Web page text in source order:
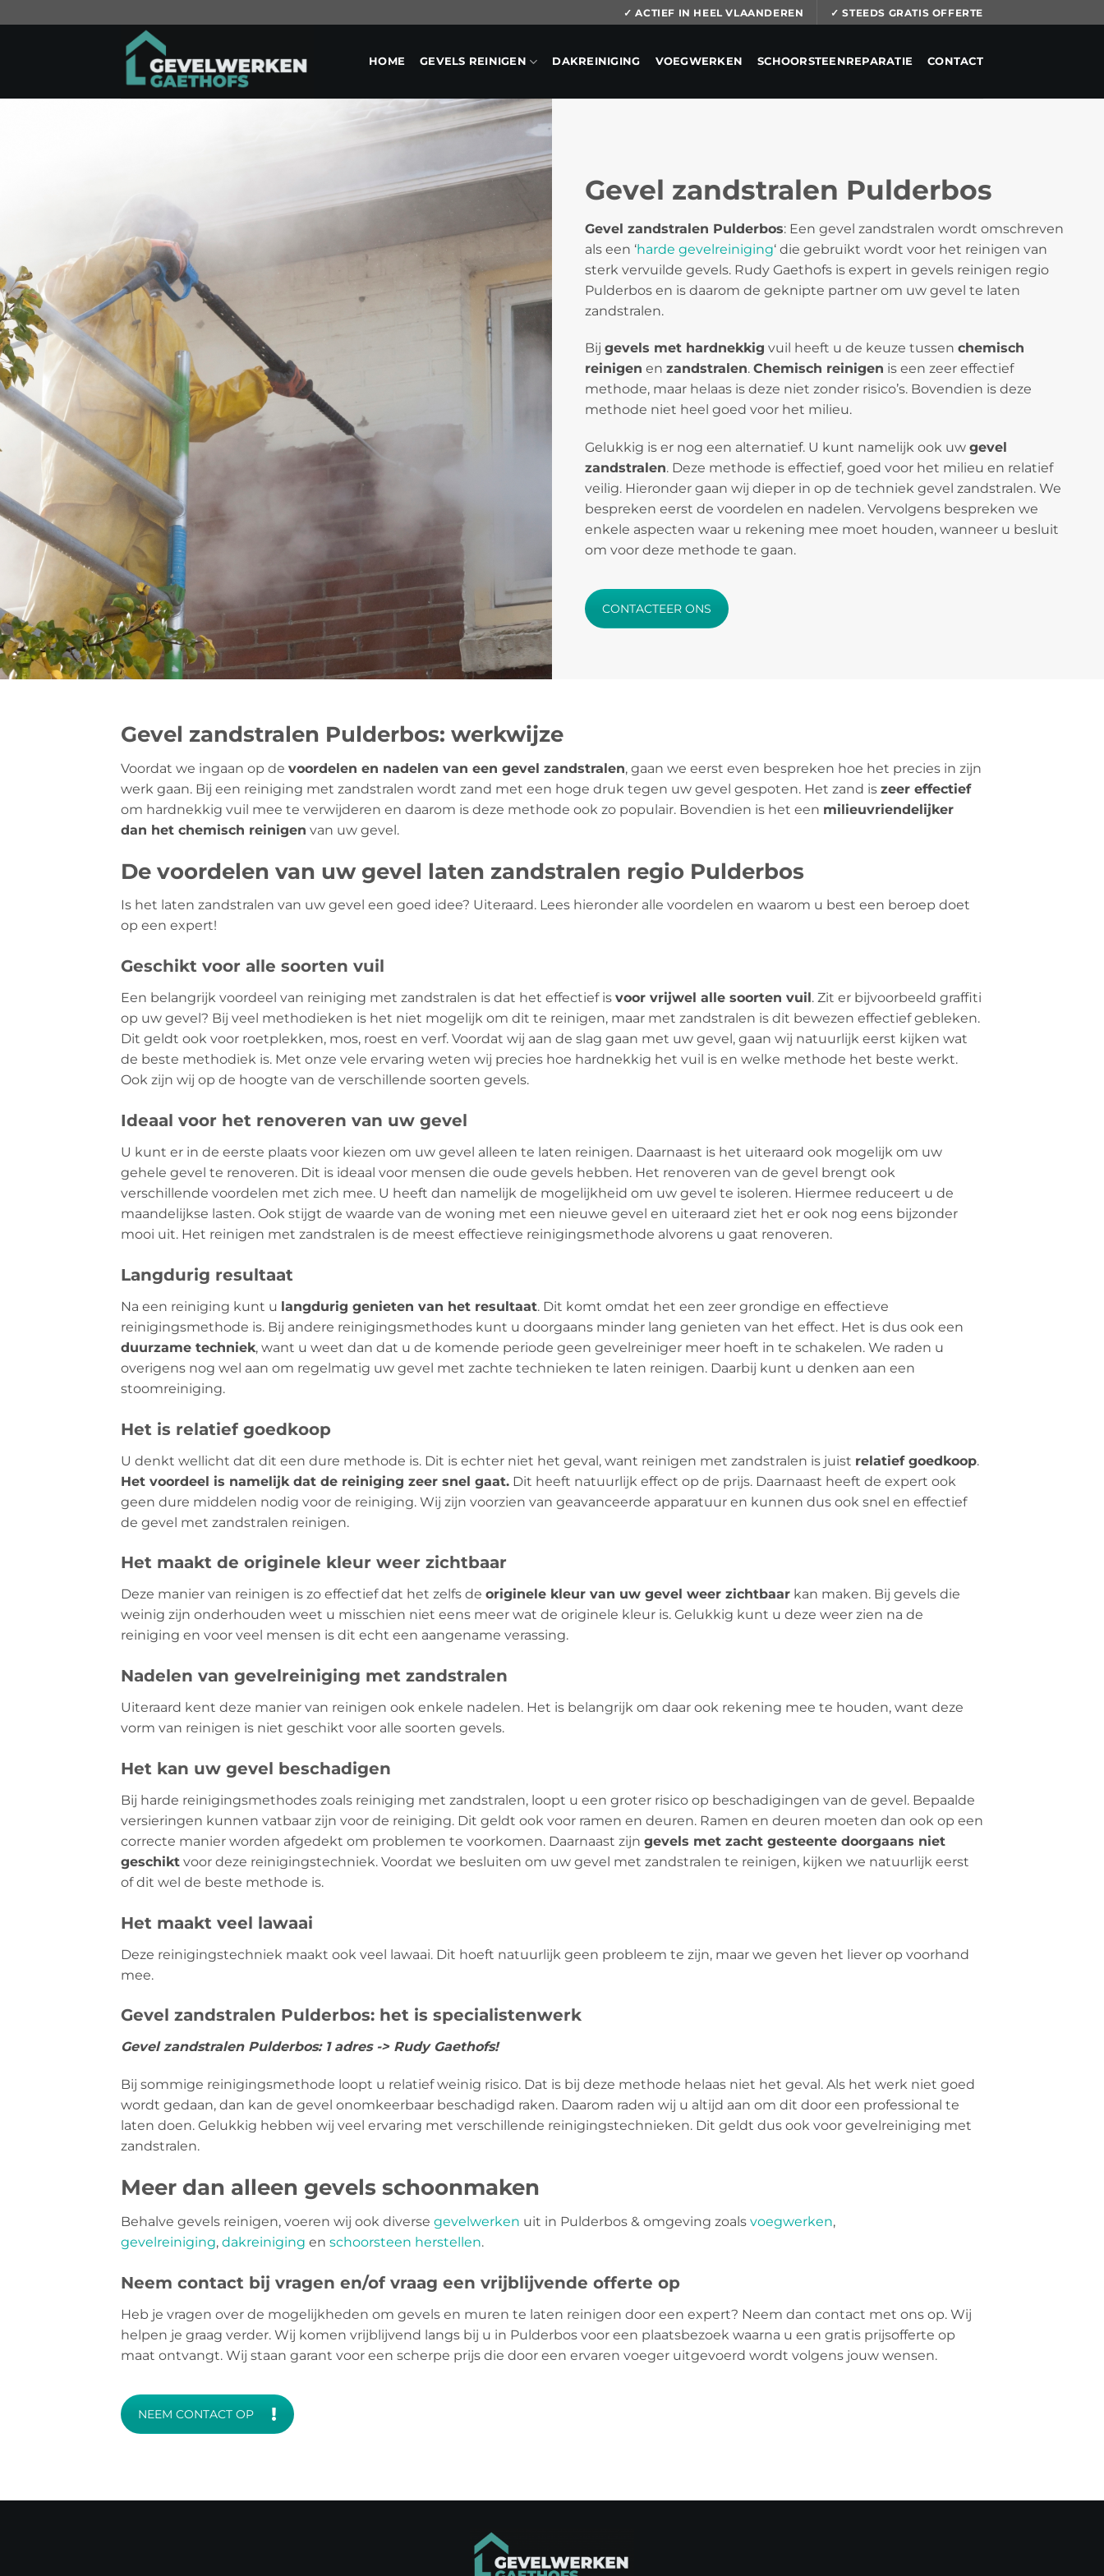
✓ ACTIEF IN HEEL VLAANDEREN ✓ STEEDS GRATIS OFFERTE
HOME GEVELS REINIGEN DAKREINIGING VOEGWERKEN SCHOORSTEENREPARATIE CONTACT
Gevel zandstralen Pulderbos
Gevel zandstralen Pulderbos: Een gevel zandstralen wordt omschreven
als een ‘harde gevelreiniging‘ die gebruikt wordt voor het reinigen van
sterk vervuilde gevels. Rudy Gaethofs is expert in gevels reinigen regio
Pulderbos en is daarom de geknipte partner om uw gevel te laten
zandstralen.
Bij gevels met hardnekkig vuil heeft u de keuze tussen chemisch
reinigen en zandstralen. Chemisch reinigen is een zeer effectief
methode, maar helaas is deze niet zonder risico’s. Bovendien is deze
methode niet heel goed voor het milieu.
Gelukkig is er nog een alternatief. U kunt namelijk ook uw gevel
zandstralen. Deze methode is effectief, goed voor het milieu en relatief
veilig. Hieronder gaan wij dieper in op de techniek gevel zandstralen. We
bespreken eerst de voordelen en nadelen. Vervolgens bespreken we
enkele aspecten waar u rekening mee moet houden, wanneer u besluit
om voor deze methode te gaan.
CONTACTEER ONS
Gevel zandstralen Pulderbos: werkwijze
Voordat we ingaan op de voordelen en nadelen van een gevel zandstralen, gaan we eerst even bespreken hoe het precies in zijn
werk gaan. Bij een reiniging met zandstralen wordt zand met een hoge druk tegen uw gevel gespoten. Het zand is zeer effectief
om hardnekkig vuil mee te verwijderen en daarom is deze methode ook zo populair. Bovendien is het een milieuvriendelijker
dan het chemisch reinigen van uw gevel.
De voordelen van uw gevel laten zandstralen regio Pulderbos
Is het laten zandstralen van uw gevel een goed idee? Uiteraard. Lees hieronder alle voordelen en waarom u best een beroep doet
op een expert!
Geschikt voor alle soorten vuil
Een belangrijk voordeel van reiniging met zandstralen is dat het effectief is voor vrijwel alle soorten vuil. Zit er bijvoorbeeld graffiti
op uw gevel? Bij veel methodieken is het niet mogelijk om dit te reinigen, maar met zandstralen is dit bewezen effectief gebleken.
Dit geldt ook voor roetplekken, mos, roest en verf. Voordat wij aan de slag gaan met uw gevel, gaan wij natuurlijk eerst kijken wat
de beste methodiek is. Met onze vele ervaring weten wij precies hoe hardnekkig het vuil is en welke methode het beste werkt.
Ook zijn wij op de hoogte van de verschillende soorten gevels.
Ideaal voor het renoveren van uw gevel
U kunt er in de eerste plaats voor kiezen om uw gevel alleen te laten reinigen. Daarnaast is het uiteraard ook mogelijk om uw
gehele gevel te renoveren. Dit is ideaal voor mensen die oude gevels hebben. Het renoveren van de gevel brengt ook
verschillende voordelen met zich mee. U heeft dan namelijk de mogelijkheid om uw gevel te isoleren. Hiermee reduceert u de
maandelijkse lasten. Ook stijgt de waarde van de woning met een nieuwe gevel en uiteraard ziet het er ook nog eens bijzonder
mooi uit. Het reinigen met zandstralen is de meest effectieve reinigingsmethode alvorens u gaat renoveren.
Langdurig resultaat
Na een reiniging kunt u langdurig genieten van het resultaat. Dit komt omdat het een zeer grondige en effectieve
reinigingsmethode is. Bij andere reinigingsmethodes kunt u doorgaans minder lang genieten van het effect. Het is dus ook een
duurzame techniek, want u weet dan dat u de komende periode geen gevelreiniger meer hoeft in te schakelen. We raden u
overigens nog wel aan om regelmatig uw gevel met zachte technieken te laten reinigen. Daarbij kunt u denken aan een
stoomreiniging.
Het is relatief goedkoop
U denkt wellicht dat dit een dure methode is. Dit is echter niet het geval, want reinigen met zandstralen is juist relatief goedkoop.
Het voordeel is namelijk dat de reiniging zeer snel gaat. Dit heeft natuurlijk effect op de prijs. Daarnaast heeft de expert ook
geen dure middelen nodig voor de reiniging. Wij zijn voorzien van geavanceerde apparatuur en kunnen dus ook snel en effectief
de gevel met zandstralen reinigen.
Het maakt de originele kleur weer zichtbaar
Deze manier van reinigen is zo effectief dat het zelfs de originele kleur van uw gevel weer zichtbaar kan maken. Bij gevels die
weinig zijn onderhouden weet u misschien niet eens meer wat de originele kleur is. Gelukkig kunt u deze weer zien na de
reiniging en voor veel mensen is dit echt een aangename verassing.
Nadelen van gevelreiniging met zandstralen
Uiteraard kent deze manier van reinigen ook enkele nadelen. Het is belangrijk om daar ook rekening mee te houden, want deze
vorm van reinigen is niet geschikt voor alle soorten gevels.
Het kan uw gevel beschadigen
Bij harde reinigingsmethodes zoals reiniging met zandstralen, loopt u een groter risico op beschadigingen van de gevel. Bepaalde
versieringen kunnen vatbaar zijn voor de reiniging. Dit geldt ook voor ramen en deuren. Ramen en deuren moeten dan ook op een
correcte manier worden afgedekt om problemen te voorkomen. Daarnaast zijn gevels met zacht gesteente doorgaans niet
geschikt voor deze reinigingstechniek. Voordat we besluiten om uw gevel met zandstralen te reinigen, kijken we natuurlijk eerst
of dit wel de beste methode is.
Het maakt veel lawaai
Deze reinigingstechniek maakt ook veel lawaai. Dit hoeft natuurlijk geen probleem te zijn, maar we geven het liever op voorhand
mee.
Gevel zandstralen Pulderbos: het is specialistenwerk
Gevel zandstralen Pulderbos: 1 adres -> Rudy Gaethofs!
Bij sommige reinigingsmethode loopt u relatief weinig risico. Dat is bij deze methode helaas niet het geval. Als het werk niet goed
wordt gedaan, dan kan de gevel onomkeerbaar beschadigd raken. Daarom raden wij u altijd aan om dit door een professional te
laten doen. Gelukkig hebben wij veel ervaring met verschillende reinigingstechnieken. Dit geldt dus ook voor gevelreiniging met
zandstralen.
Meer dan alleen gevels schoonmaken
Behalve gevels reinigen, voeren wij ook diverse gevelwerken uit in Pulderbos & omgeving zoals voegwerken,
gevelreiniging, dakreiniging en schoorsteen herstellen.
Neem contact bij vragen en/of vraag een vrijblijvende offerte op
Heb je vragen over de mogelijkheden om gevels en muren te laten reinigen door een expert? Neem dan contact met ons op. Wij
helpen je graag verder. Wij komen vrijblijvend langs bij u in Pulderbos voor een plaatsbezoek waarna u een gratis prijsofferte op
maat ontvangt. Wij staan garant voor een scherpe prijs die door een ervaren voeger uitgevoerd wordt volgens jouw wensen.
NEEM CONTACT OP